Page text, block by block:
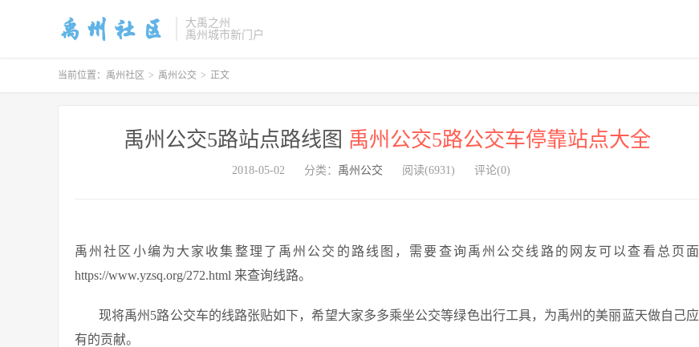
大禹之州
禹州城市新门户
当前位置： 禹州社区 > 禹州公交 > 正文
禹州公交5路站点路线图 禹州公交5路公交车停靠站点大全
2018-05-02 分类： 禹州公交 阅读(6931) 评论(0)
禹州社区小编为大家收集整理了禹州公交的路线图，需要查询禹州公交线路的网友可以查看总页面
https://www.yzsq.org/272.html 来查询线路。
现将禹州5路公交车的线路张贴如下，希望大家多多乘坐公交等绿色出行工具，为禹州的美丽蓝天做自己应
有的贡献。